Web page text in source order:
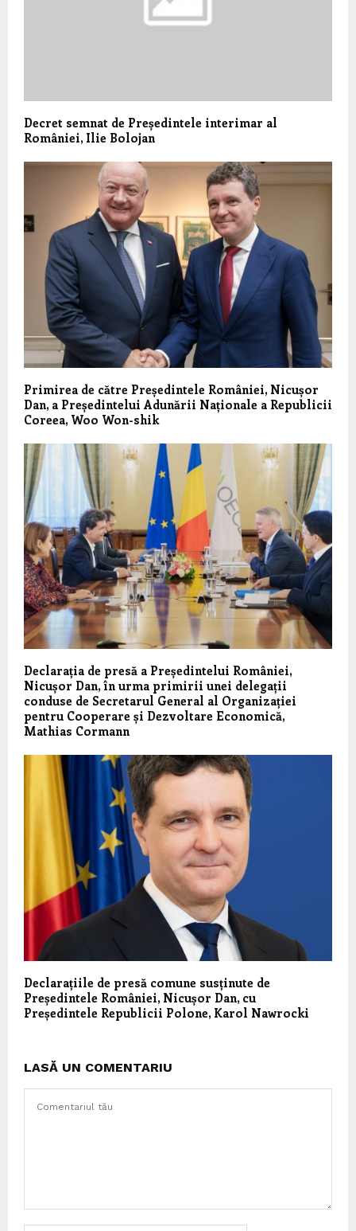
Decret semnat de Președintele interimar al
României, Ilie Bolojan
Primirea de către Președintele României, Nicușor
Dan, a Președintelui Adunării Naționale a Republicii
Coreea, Woo Won-shik
Declarația de presă a Președintelui României,
Nicușor Dan, în urma primirii unei delegații
conduse de Secretarul General al Organizației
pentru Cooperare și Dezvoltare Economică,
Mathias Cormann
Declarațiile de presă comune susținute de
Președintele României, Nicușor Dan, cu
Președintele Republicii Polone, Karol Nawrocki
LASĂ UN COMENTARIU